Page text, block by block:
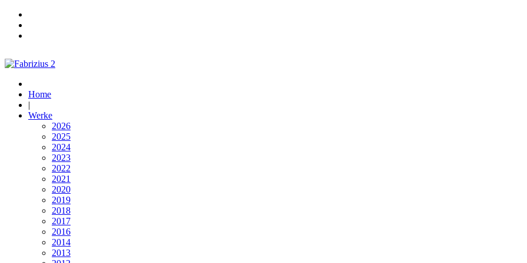
Home
|
Werke
2026
2025
2024
2023
2022
2021
2020
2019
2018
2017
2016
2014
2013